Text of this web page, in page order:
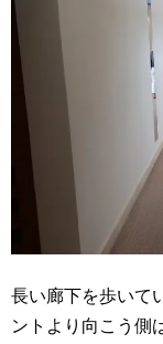
長い廊下を歩いて
ントより向こう側